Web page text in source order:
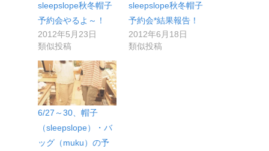
sleepslope秋冬帽子
予約会やるよ～！
2012年5月23日
類似投稿
sleepslope秋冬帽子
予約会*結果報告！
2012年6月18日
類似投稿
6/27～30、帽子
（sleepslope）・バ
ッグ（muku）の予